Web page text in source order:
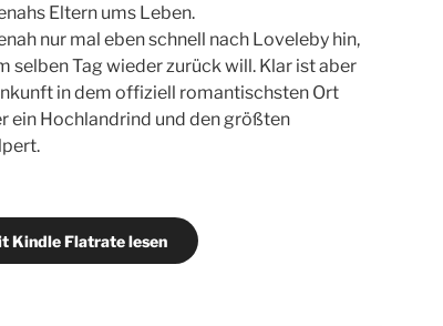
Eltern ums Leben.
nur mal eben schnell nach Loveleby hin,
selben Tag wieder zurück will. Klar ist aber
in dem offiziell romantischsten Ort
ein Hochlandrind und den größten
Kindle Flatrate lesen